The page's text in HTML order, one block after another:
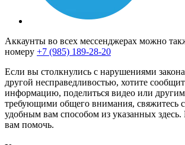
Аккаунты во всех мессенджерах можно
номеру +7 (985) 189-28-20
Если вы столкнулись с нарушениями
другой несправедливостью, хотите
информацию, поделиться видео или
требующими общего внимания, свяжитесь
удобным вам способом из указанных
вам помочь.